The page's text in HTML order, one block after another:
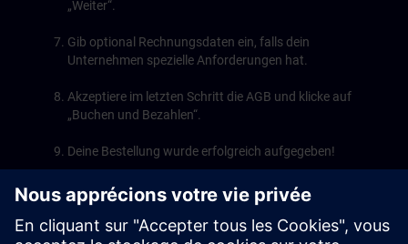
„Weiter“.
Gib optional Rechnungsdaten ein, falls dein
Unternehmen spezielle Anforderungen hat.
Akzeptiere im letzten Schritt die AGB und klicke auf
„Buchen und Bezahlen“.
Deine Bestellung wurde erfolgreich aufgegeben!